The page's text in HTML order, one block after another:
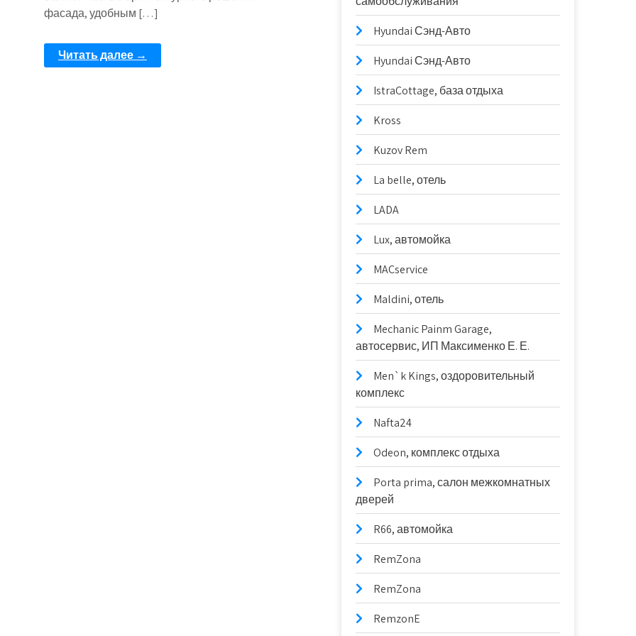
фасада, удобным […]
Читать далее →
Hyundai Сэнд-Авто
Hyundai Сэнд-Авто
IstraCottage, база отдыха
Kross
Kuzov Rem
La belle, отель
LADA
Lux, автомойка
MACservice
Maldini, отель
Mechanic Painm Garage,
автосервис, ИП Максименко Е. Е.
Men`k Kings, оздоровительный
комплекс
Nafta24
Odeon, комплекс отдыха
Porta prima, салон межкомнатных
дверей
R66, автомойка
RemZona
RemZona
RemzonE